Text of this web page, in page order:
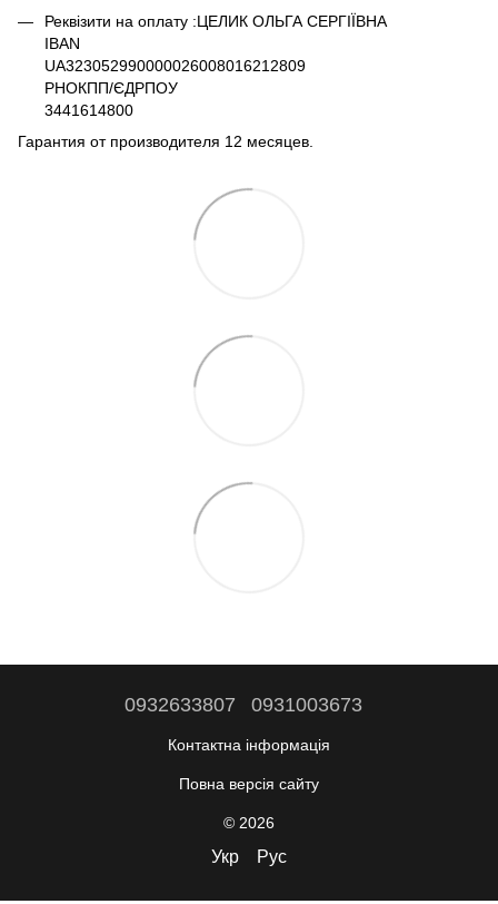
Реквізити на оплату :ЦЕЛИК ОЛЬГА СЕРГІЇВНА
IBAN
UA323052990000026008016212809
РНОКПП/ЄДРПОУ
3441614800
Гарантия от производителя 12 месяцев.
0932633807 0931003673
Контактна інформація
Повна версія сайту
© 2026
Укр Рус